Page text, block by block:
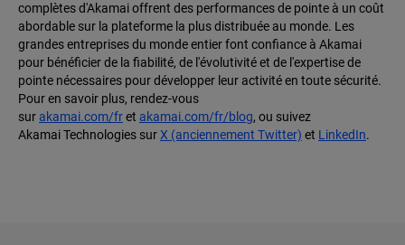
complètes d'Akamai offrent des performances de pointe à un coût
abordable sur la plateforme la plus distribuée au monde. Les
grandes entreprises du monde entier font confiance à Akamai
pour bénéficier de la fiabilité, de l'évolutivité et de l'expertise de
pointe nécessaires pour développer leur activité en toute sécurité.
Pour en savoir plus, rendez-vous
surakamai.com/fret akamai.com/fr/blog, ou suivez
Akamai Technologies surX (anciennement Twitter) et LinkedIn.